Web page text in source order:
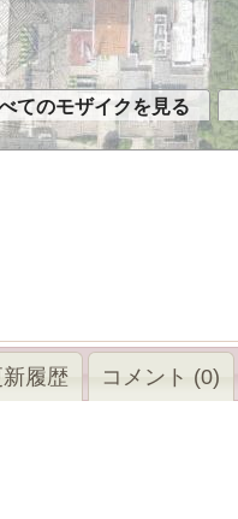
てのモザイクを見る
新履歴 コメント (0)